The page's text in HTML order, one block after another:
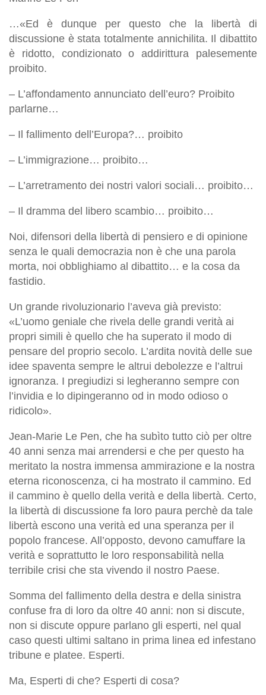
…«Ed è dunque per questo che la libertà di
discussione è stata totalmente annichilita. Il dibattito
è ridotto, condizionato o addirittura palesemente
proibito.
– L’affondamento annunciato dell’euro? Proibito
parlarne…
– Il fallimento dell’Europa?… proibito
– L’immigrazione… proibito…
– L’arretramento dei nostri valori sociali… proibito…
– Il dramma del libero scambio… proibito…
Noi, difensori della libertà di pensiero e di opinione
senza le quali democrazia non è che una parola
morta, noi obblighiamo al dibattito… e la cosa da
fastidio.
Un grande rivoluzionario l’aveva già previsto:
«L’uomo geniale che rivela delle grandi verità ai
propri simili è quello che ha superato il modo di
pensare del proprio secolo. L’ardita novità delle sue
idee spaventa sempre le altrui debolezze e l’altrui
ignoranza. I pregiudizi si legheranno sempre con
l’invidia e lo dipingeranno od in modo odioso o
ridicolo».
Jean-Marie Le Pen, che ha subìto tutto ciò per oltre
40 anni senza mai arrendersi e che per questo ha
meritato la nostra immensa ammirazione e la nostra
eterna riconoscenza, ci ha mostrato il cammino. Ed
il cammino è quello della verità e della libertà. Certo,
la libertà di discussione fa loro paura perchè da tale
libertà escono una verità ed una speranza per il
popolo francese. All’opposto, devono camuffare la
verità e soprattutto le loro responsabilità nella
terribile crisi che sta vivendo il nostro Paese.
Somma del fallimento della destra e della sinistra
confuse fra di loro da oltre 40 anni: non si discute,
non si discute oppure parlano gli esperti, nel qual
caso questi ultimi saltano in prima linea ed infestano
tribune e platee. Esperti.
Ma, Esperti di che? Esperti di cosa?